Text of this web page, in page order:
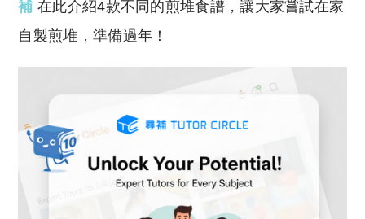
補 在此介紹4款不同的煎堆食譜，讓大家嘗試在家
自製煎堆，準備過年！